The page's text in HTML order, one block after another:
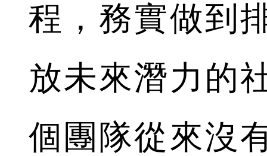
程，務實做到
放未來潛力的
個團隊從來沒